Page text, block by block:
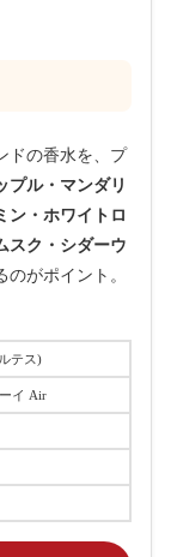
ドの香水を、プ
プル・マンダリ
ン・ホワイトロ
スク・シダーウ
がポイント。
テス)
イ Air